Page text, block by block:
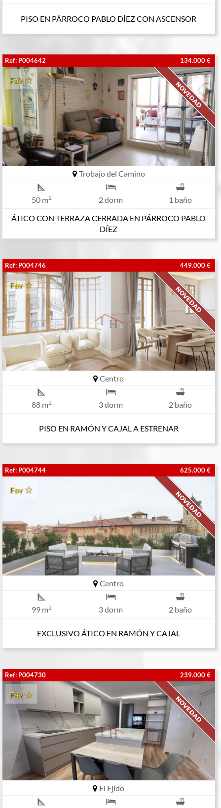
PISO EN PÁRROCO PABLO DÍEZ CON ASCENSOR
Ref: P004642 134.000 €
Fav
Trobajo del Camino
50 m2 2 dorm
1 baño
ÁTICO CON TERRAZA CERRADA EN PÁRROCO PABLO
DÍEZ
Ref: P004746 449.000 €
Fav
Centro
88 m2 3 dorm 2 baño
PISO EN RAMÓN Y CAJAL A ESTRENAR
Ref: P004744 625.000 €
Fav
Centro
99 m2 3 dorm 2 baño
EXCLUSIVO ÁTICO EN RAMÓN Y CAJAL
Ref: P004730 239.000 €
Fav
El Ejido